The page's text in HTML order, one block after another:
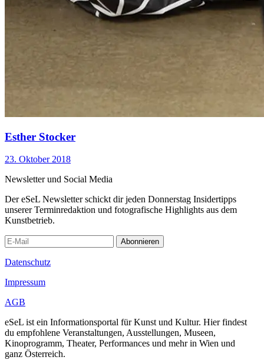
Esther Stocker
23. Oktober 2018
Newsletter und Social Media
Der eSeL Newsletter schickt dir jeden Donnerstag Insidertipps
unserer Terminredaktion und fotografische Highlights aus dem
Kunstbetrieb.
Abonnieren
Datenschutz
Impressum
AGB
eSeL ist ein Informationsportal für Kunst und Kultur. Hier findest
du empfohlene Veranstaltungen, Ausstellungen, Museen,
Kinoprogramm, Theater, Performances und mehr in Wien und
ganz Österreich.